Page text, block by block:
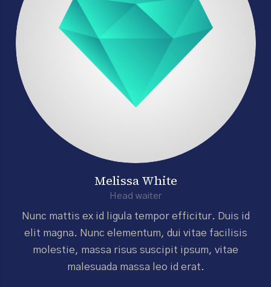
Melissa White
Head waiter
Nunc mattis ex id ligula tempor efficitur. Duis id
elit magna. Nunc elementum, dui vitae facilisis
molestie, massa risus suscipit ipsum, vitae
malesuada massa leo id erat.